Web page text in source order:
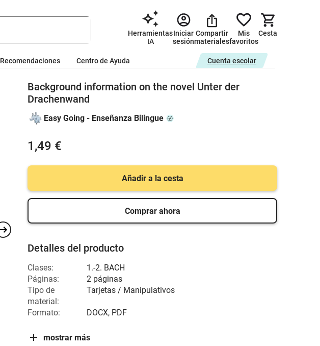
Herramientas
IA
Iniciar
sesión
Compartir
materiales
Mis
favoritos
Cesta
Recomendaciones Centro de Ayuda Cuenta escolar
Background information on the novel Unter der
Drachenwand
Easy Going - Enseñanza Bilingue
1,49 €
Añadir a la cesta
Comprar ahora
Detalles del producto
Clases:
1.-2. BACH
Páginas:
2 páginas
Tipo de
material:
Tarjetas / Manipulativos
Formato: DOCX, PDF
mostrar más